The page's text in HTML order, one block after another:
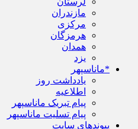
مازندران
مرکزی
هرمزگان
همدان
یزد
*ماناسپهر
یادداشت روز
اطلاعیه
پیام تبریک ماناسپهر
پیام تسلیت ماناسپهر
پیوندهای سایت